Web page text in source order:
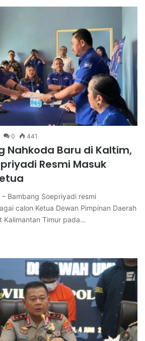
0 441
Nahkoda Baru di Kaltim,
Resmi Masuk
Bambang Soepriyadi resmi
calon Ketua Dewan Pimpinan Daerah
Kalimantan Timur pada…